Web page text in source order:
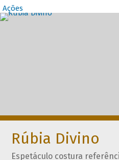
Ações
Rúbia Divino
Espetáculo costura